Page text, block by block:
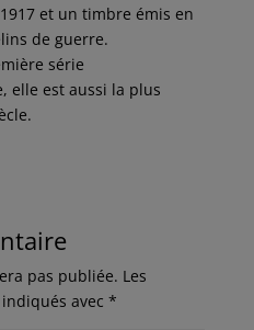
et un timbre émis en
de guerre.
série
elle est aussi la plus
pas publiée. Les
avec *